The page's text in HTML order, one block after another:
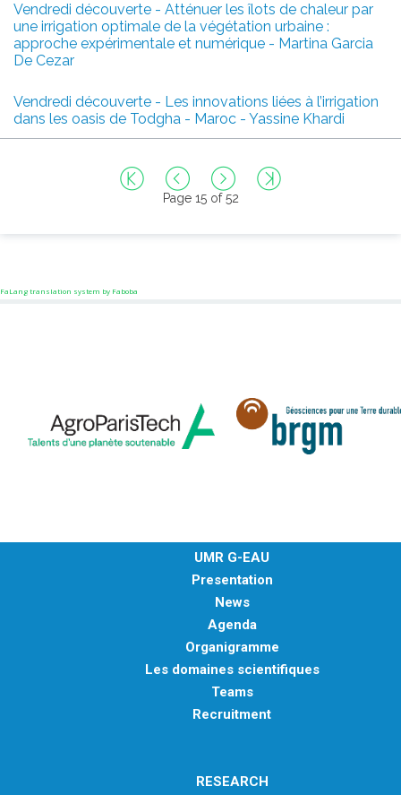
Vendredi découverte - Atténuer les îlots de chaleur par
une irrigation optimale de la végétation urbaine :
approche expérimentale et numérique - Martina Garcia
De Cezar
Vendredi découverte - Les innovations liées à l’irrigation
dans les oasis de Todgha - Maroc - Yassine Khardi
Page 15 of 52
FaLang translation system by Faboba
UMR G-EAU
Presentation
News
Agenda
Organigramme
Les domaines scientifiques
Teams
Recruitment
RESEARCH